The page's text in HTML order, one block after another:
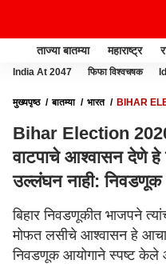
ताज्या बातम्या महाराष्ट्र
India At 2047 फिफा विश्वचषक
मुख्यपृष्ठ बातम्या भारत
BIHAR
Bihar Election 2020
वाटपाचे आश्वासन देणे
उल्लंघन नाही:
बिहार निवडणूकीत भाजपने
मोफत लसीचे आश्वासन हे
निवडणूक आयोगाने स्पष्ट केले